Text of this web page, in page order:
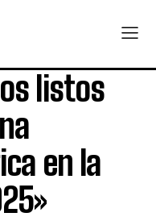
listos
en la